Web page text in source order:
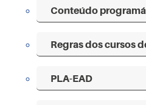
Conteúdo
Regras dos cursos
PLA-EAD